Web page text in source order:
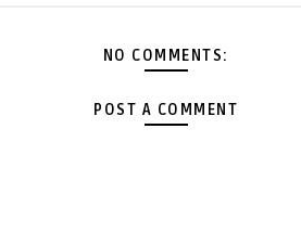
NO COMMENTS:
POST A COMMENT